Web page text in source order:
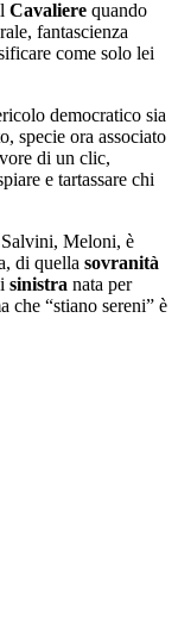
Cavaliere quando
fantascienza
come solo lei
democratico sia
specie ora associato
di un clic,
e tartassare chi
Salvini, Meloni, è
di quella sovranità
sinistra nata per
che “stiano sereni” è